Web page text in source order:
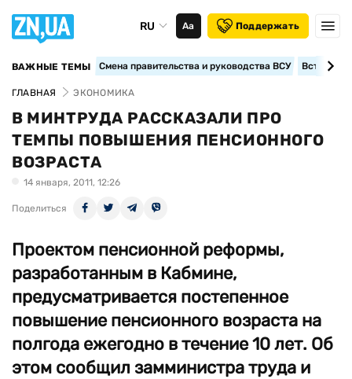
RU Аа Поддержать
ВАЖНЫЕ ТЕМЫ Смена правительства и руководства ВСУ
ГЛАВНАЯ ЭКОНОМИКА
В МИНТРУДА РАССКАЗАЛИ ПРО
ТЕМПЫ ПОВЫШЕНИЯ ПЕНСИОННОГО
ВОЗРАСТА
14 января, 2011, 12:26
Поделиться
Проектом пенсионной реформы,
разработанным в Кабмине,
предусматривается постепенное
повышение пенсионного возраста на
полгода ежегодно в течение 10 лет. Об
этом сообщил замминистра труда и